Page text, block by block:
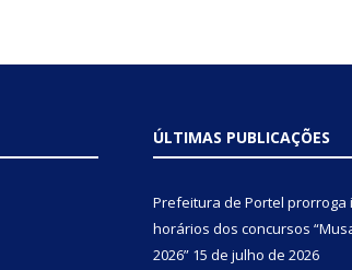
ÚLTIMAS PUBLICAÇÕES
Prefeitura de Portel prorroga
horários dos concursos
2026” 15 de julho de 2026